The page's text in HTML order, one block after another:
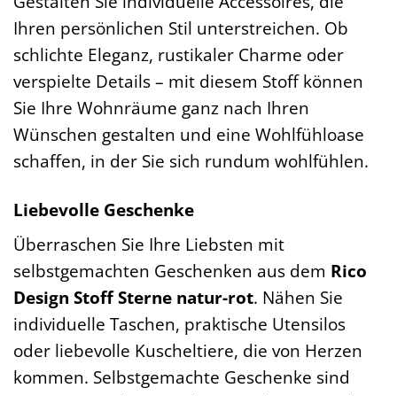
Ihren persönlichen Stil unterstreichen. Ob
schlichte Eleganz, rustikaler Charme oder
verspielte Details – mit diesem Stoff können
Sie Ihre Wohnräume ganz nach Ihren
Wünschen gestalten und eine Wohlfühloase
schaffen, in der Sie sich rundum wohlfühlen.
Liebevolle Geschenke
Überraschen Sie Ihre Liebsten mit
selbstgemachten Geschenken aus dem Rico
Design Stoff Sterne natur-rot. Nähen Sie
individuelle Taschen, praktische Utensilos
oder liebevolle Kuscheltiere, die von Herzen
kommen. Selbstgemachte Geschenke sind